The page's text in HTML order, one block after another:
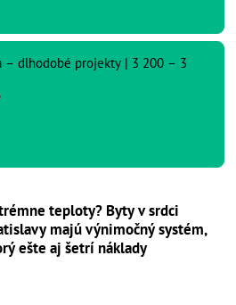
– dlhodobé projekty | 3 200 – 3
teploty? Byty v srdci
majú výnimočný systém,
ešte aj šetrí náklady